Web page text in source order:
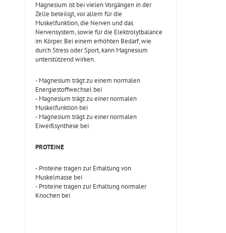
Magnesium ist bei vielen Vorgängen in der
Zelle beteiligt, vor allem für die
Muskelfunktion, die Nerven und das
Nervensystem, sowie für die Elektrolytbalance
im Körper. Bei einem erhöhten Bedarf, wie
durch Stress oder Sport, kann Magnesium
unterstützend wirken.
- Magnesium trägt zu einem normalen
Energiestoffwechsel bei
- Magnesium trägt zu einer normalen
Muskelfunktion bei
- Magnesium trägt zu einer normalen
Eiweißsynthese bei
PROTEINE
- Proteine tragen zur Erhaltung von
Muskelmasse bei
- Proteine tragen zur Erhaltung normaler
Knochen bei